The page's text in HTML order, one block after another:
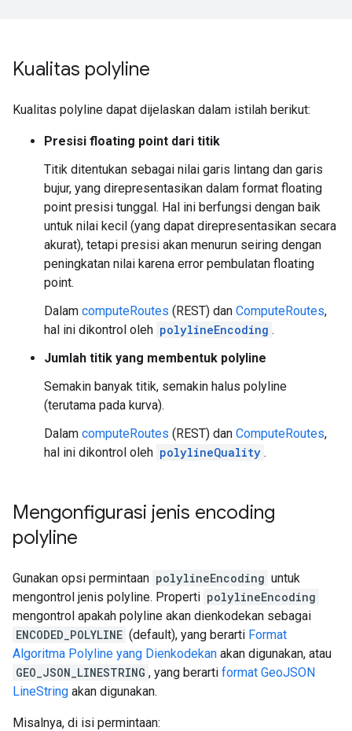
Kualitas polyline
Kualitas polyline dapat dijelaskan dalam istilah berikut:
Presisi floating point dari titik
Titik ditentukan sebagai nilai garis lintang dan garis
bujur, yang direpresentasikan dalam format floating
point presisi tunggal. Hal ini berfungsi dengan baik
untuk nilai kecil (yang dapat direpresentasikan secara
akurat), tetapi presisi akan menurun seiring dengan
peningkatan nilai karena error pembulatan floating
point.
Dalam computeRoutes (REST) dan ComputeRoutes,
hal ini dikontrol oleh polylineEncoding .
Jumlah titik yang membentuk polyline
Semakin banyak titik, semakin halus polyline
(terutama pada kurva).
Dalam computeRoutes (REST) dan ComputeRoutes,
hal ini dikontrol oleh polylineQuality .
Mengonfigurasi jenis encoding
polyline
Gunakan opsi permintaan polylineEncoding untuk
mengontrol jenis polyline. Properti polylineEncoding
mengontrol apakah polyline akan dienkodekan sebagai
ENCODED_POLYLINE (default), yang berarti Format
Algoritma Polyline yang Dienkodekan akan digunakan, atau
GEO_JSON_LINESTRING , yang berarti format GeoJSON
LineString akan digunakan.
Misalnya, di isi permintaan: